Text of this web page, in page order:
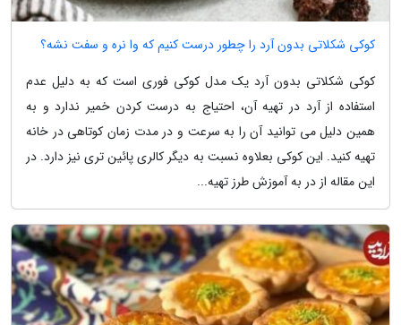
کوکی شکلاتی بدون آرد را چطور درست کنیم که وا نره و سفت نشه؟
کوکی شکلاتی بدون آرد یک مدل کوکی فوری است که به دلیل عدم
استفاده از آرد در تهیه آن، احتیاج به درست کردن خمیر ندارد و به
همین دلیل می توانید آن را به سرعت و در مدت زمان کوتاهی در خانه
تهیه کنید. این کوکی بعلاوه نسبت به دیگر کالری پائین تری نیز دارد. در
این مقاله از در به آموزش طرز تهیه...